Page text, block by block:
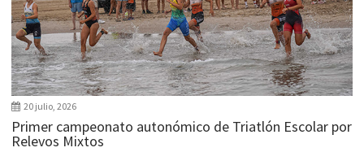
20 julio, 2026
Primer campeonato autonómico de Triatlón Escolar por
Relevos Mixtos